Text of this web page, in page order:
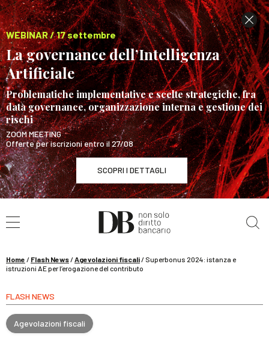
WEBINAR / 17 settembre
La governance dell’Intelligenza
Artificiale
Problematiche implementative e scelte strategiche, fra
data governance, organizzazione interna e gestione dei
rischi
ZOOM MEETING
Offerte per iscrizioni entro il 27/08
SCOPRI I DETTAGLI
WEBINAR / 17 settembre
La governance dell’Intelligenza Artificiale
Home / Flash News/Agevolazioni fiscali/ Superbonus 2024: istanza e
istruzioni AE per l’erogazione del contributo
FLASH NEWS
Agevolazioni fiscali